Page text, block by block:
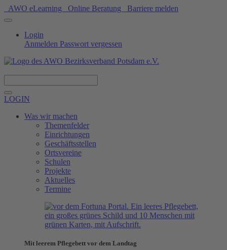
AWO eLearning Online Beratung Barriere melden
Login
Anmelden Passwort vergessen
LOGIN
Was wir machen
Themenfelder
Einrichtungen
Geschäftsstellen
Ortsvereine
Schulen
Projekte
Aktuelles
Termine
Mit leerem Pflegebett vor dem Landtag